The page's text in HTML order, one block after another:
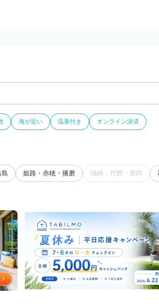
ルモ)
海が近い 温泉付き オンライン決済
島 姫路・赤穂・播磨 城崎・竹野・豊岡